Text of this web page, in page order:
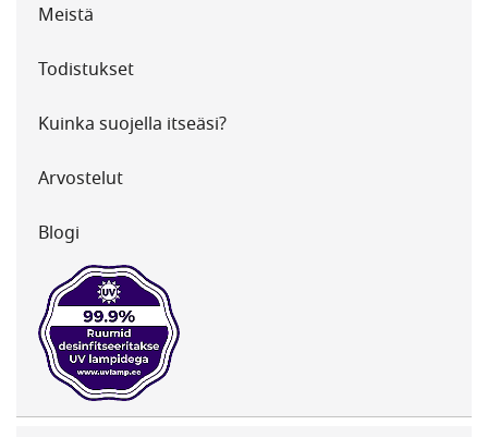
Meistä
Todistukset
Kuinka suojella itseäsi?
Arvostelut
Blogi